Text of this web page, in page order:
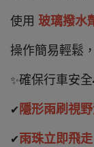
使用 玻璃撥水
操作簡易輕鬆
✨確保行車安全
✔ 隱形雨刷視
✔雨珠立即飛走